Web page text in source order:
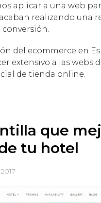
aplicar a una web
realizando una
conversión.
del ecommerce en
extensivo a las webs
de tienda online.
que
tu hotel